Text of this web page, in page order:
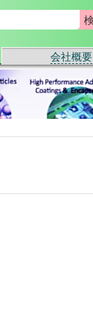
会社概要